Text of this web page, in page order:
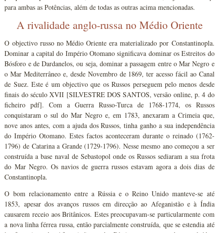
para ambas as Potências, além de todas as outras acima mencionadas.
A rivalidade anglo-russa no Médio Oriente
O objectivo russo no Médio Oriente era materializado por Constantinopla.
Dominar a capital do Império Otomano significava dominar os Estreitos do
Bósforo e de Dardanelos, ou seja, dominar a passagem entre o Mar Negro e
o Mar Mediterrâneo e, desde Novembro de 1869, ter acesso fácil ao Canal
de Suez. Este é um objectivo que os Russos perseguem pelo menos desde
finais do século XVII [SILVESTRE DOS SANTOS, versão online, p. 4 do
ficheiro pdf]. Com a Guerra Russo-Turca de 1768-1774, os Russos
conquistaram o sul do Mar Negro e, em 1783, anexaram a Crimeia que,
nove anos antes, com a ajuda dos Russos, tinha ganho a sua independência
do Império Otomano. Estes factos aconteceram durante o reinado (1762-
1796) de Catarina a Grande (1729-1796). Nesse mesmo ano começou a ser
construída a base naval de Sebastopol onde os Russos sediaram a sua frota
do Mar Negro. Os navios de guerra russos estavam agora a dois dias de
Constantinopla.
O bom relacionamento entre a Rússia e o Reino Unido manteve-se até
1853, apesar dos avanços russos em direcção ao Afeganistão e à Índia
causarem receio aos Britânicos. Estes preocupavam-se particularmente com
a nova linha férrea russa, então parcialmente construída, que se estendia até